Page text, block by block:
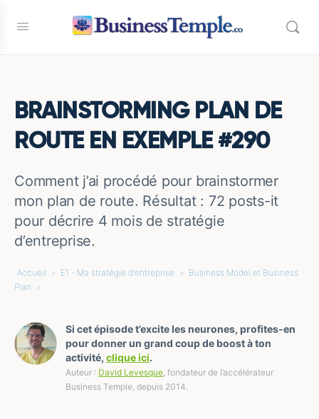
BRAINSTORMING PLAN DE
ROUTE EN EXEMPLE #290
Comment j’ai procédé pour brainstormer
mon plan de route. Résultat : 72 posts-it
pour décrire 4 mois de stratégie
d’entreprise.
Accueil » E1 - Ma stratégie d'entreprise » Business Model et Business
Plan »
Si cet épisode t’excite les neurones, profites-en
pour donner un grand coup de boost à ton
activité, clique ici.
Auteur : David Levesque, fondateur de l’accélérateur
Business Temple, depuis 2014.